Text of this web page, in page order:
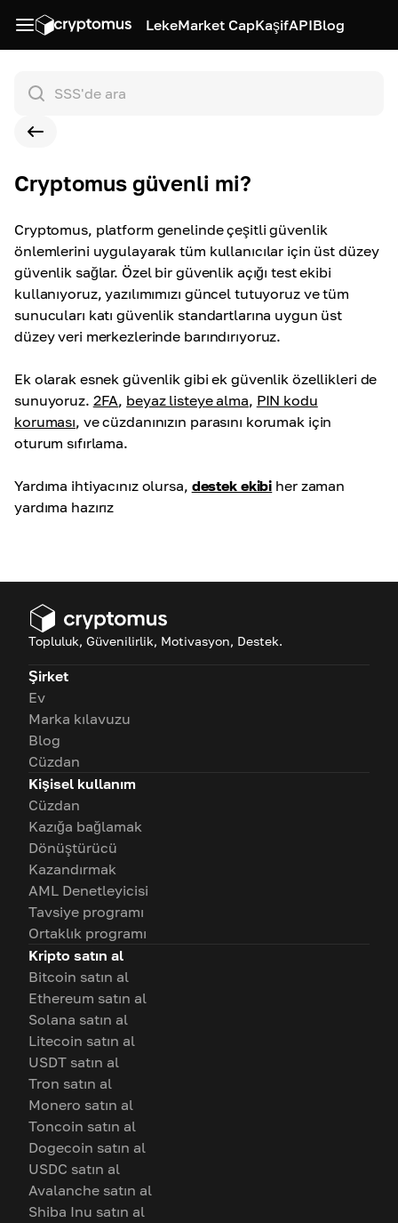
LekeMarket CapKaşifAPIBlog
Cryptomus güvenli mi?
Cryptomus, platform genelinde çeşitli güvenlik
önlemlerini uygulayarak tüm kullanıcılar için üst düzey
güvenlik sağlar. Özel bir güvenlik açığı test ekibi
kullanıyoruz, yazılımımızı güncel tutuyoruz ve tüm
sunucuları katı güvenlik standartlarına uygun üst
düzey veri merkezlerinde barındırıyoruz.
Ek olarak esnek güvenlik gibi ek güvenlik özellikleri de
sunuyoruz. 2FA, beyaz listeye alma, PIN kodu
koruması, ve cüzdanınızın parasını korumak için
oturum sıfırlama.
Yardıma ihtiyacınız olursa, destek ekibi her zaman
yardıma hazırız
Topluluk, Güvenilirlik, Motivasyon, Destek.
Şirket
Ev
Marka kılavuzu
Blog
Cüzdan
Kişisel kullanım
Cüzdan
Kazığa bağlamak
Dönüştürücü
Kazandırmak
AML Denetleyicisi
Tavsiye programı
Ortaklık programı
Kripto satın al
Bitcoin satın al
Ethereum satın al
Solana satın al
Litecoin satın al
USDT satın al
Tron satın al
Monero satın al
Toncoin satın al
Dogecoin satın al
USDC satın al
Avalanche satın al
Shiba Inu satın al